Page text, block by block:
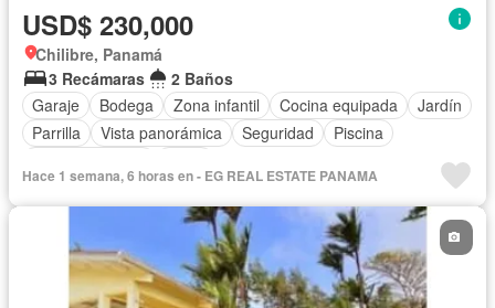
USD$ 230,000
Chilibre, Panamá
3 Recámaras
2 Baños
Garaje
Bodega Zona infantil Cocina equipada
Jardín
Parrilla
Vista panorámica Seguridad
Piscina
Hace 1 semana, 6 horas en - EG REAL ESTATE PANAMA